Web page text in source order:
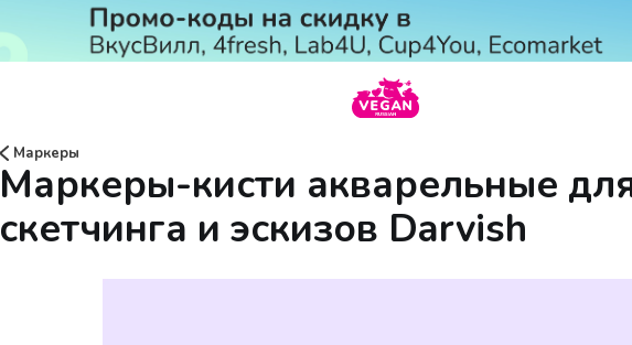
Маркеры
Маркеры-кисти акварельные
скетчинга и эскизов Darvish